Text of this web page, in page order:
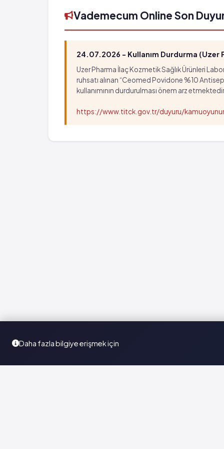
Vademecum Online Son
24.07.2026 - Kullanım Durdurma (Uzer
Uzer Pharma İlaç Kozmetik Sağlık Ürünleri
ruhsatı alınan “Ceomed Povidone %10
kullanımının durdurulması önem arz
https://www.titck.gov.tr/duyuru/
Daha fazla bilgiye erişmek için